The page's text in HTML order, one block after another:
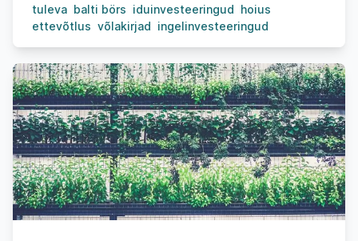
tuleva balti börs iduinvesteeringud hoius
ettevõtlus võlakirjad ingelinvesteeringud